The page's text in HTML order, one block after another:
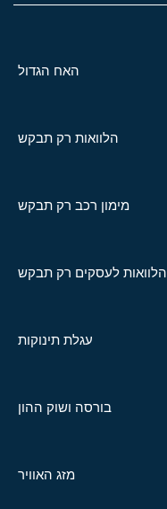
האח הגדול
הלוואות רק תבקש
מימון רכב רק תבקש
הלוואות לעסקים רק תבקש
עגלת תינוקות
בורסה ושוק ההון
מזג האוויר